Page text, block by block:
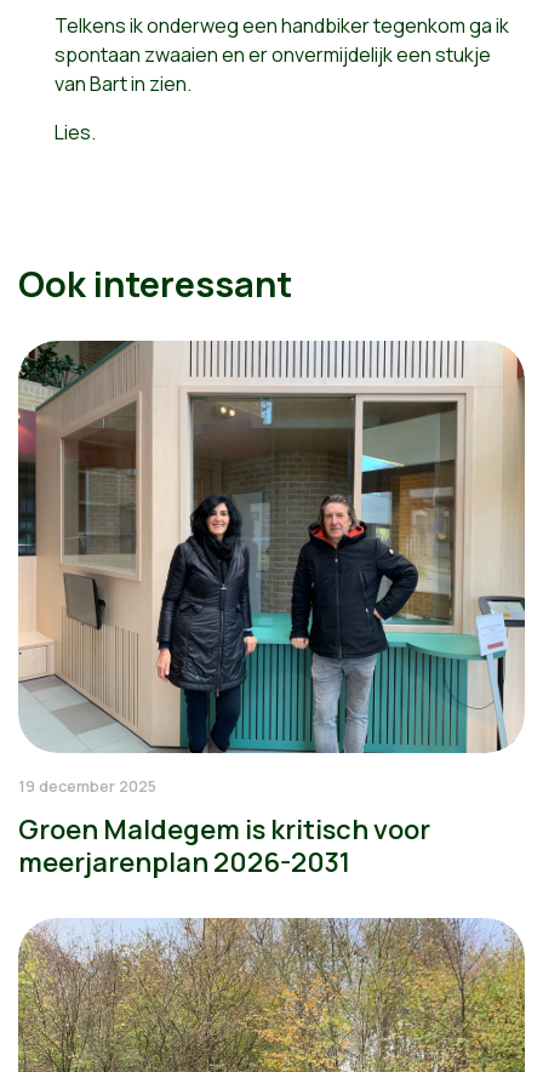
Telkens ik onderweg een handbiker tegenkom ga ik
spontaan zwaaien en er onvermijdelijk een stukje
van Bart in zien.
Lies.
Ook interessant
19 december 2025
Groen Maldegem is kritisch voor
meerjarenplan 2026-2031